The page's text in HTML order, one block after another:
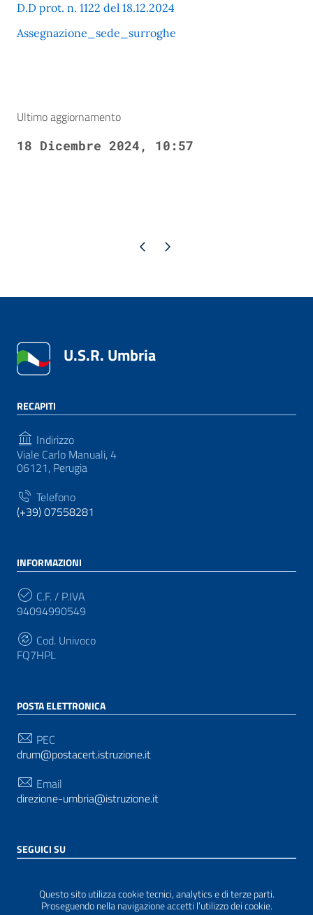
Questo sito utilizza cookie tecnici, analytics e di terze parti.
Proseguendo nella navigazione accetti l’utilizzo dei cookie.
D.D prot. n. 1122 del 18.12.2024
Assegnazione_sede_surroghe
Ultimo aggiornamento
18 Dicembre 2024, 10:57
Pagina precedente
Pagina successiva
U.S.R. Umbria
RECAPITI
Indirizzo
Viale Carlo Manuali, 4
06121, Perugia
Telefono
(+39) 07558281
INFORMAZIONI
C.F. / P.IVA
94094990549
Cod. Univoco
FQ7HPL
POSTA ELETTRONICA
PEC
drum@postacert.istruzione.it
Email
direzione-umbria@istruzione.it
SEGUICI SU
WordPress
|Tema grafico ItaliaWP2 | Basato sul